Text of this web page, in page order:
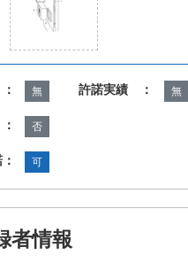
無 許諾実績 ： 無
否
可
者情報